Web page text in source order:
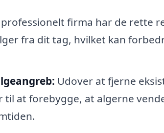
professionelt firma har de rette
fra dit tag, hvilket kan
Udover at fjerne
at forebygge, at algerne